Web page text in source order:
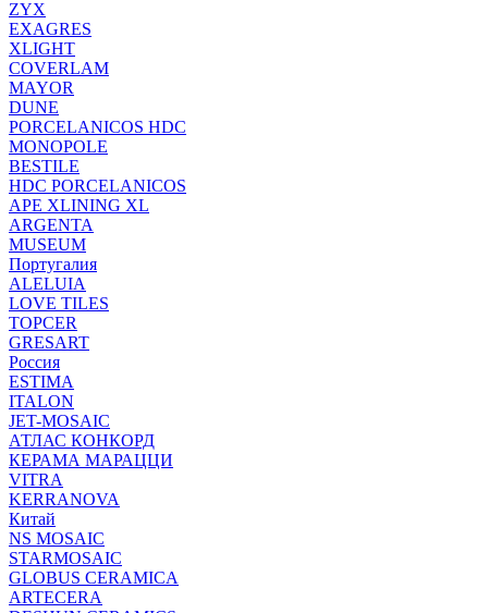
ZYX
EXAGRES
XLIGHT
COVERLAM
MAYOR
DUNE
PORCELANICOS HDC
MONOPOLE
BESTILE
HDC PORCELANICOS
APE XLINING XL
ARGENTA
MUSEUM
Португалия
ALELUIA
LOVE TILES
TOPCER
GRESART
Россия
ESTIMA
ITALON
JET-MOSAIC
АТЛАС КОНКОРД
КЕРАМА МАРАЦЦИ
VITRA
KERRANOVA
Китай
NS MOSAIC
STARMOSAIC
GLOBUS CERAMICA
ARTECERA